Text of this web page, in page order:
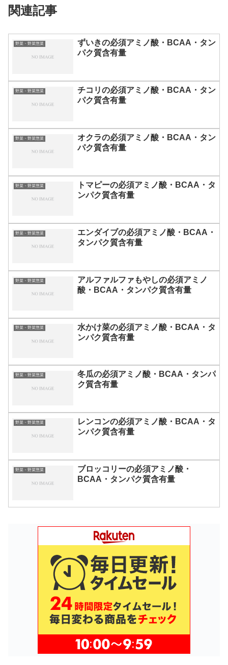
関連記事
野菜・野菜惣菜
ずいきの必須アミノ酸・BCAA・タン
パク質含有量
野菜・野菜惣菜
チコリの必須アミノ酸・BCAA・タン
パク質含有量
野菜・野菜惣菜
オクラの必須アミノ酸・BCAA・タン
パク質含有量
野菜・野菜惣菜
トマピーの必須アミノ酸・BCAA・タ
ンパク質含有量
野菜・野菜惣菜
エンダイブの必須アミノ酸・BCAA・
タンパク質含有量
野菜・野菜惣菜
アルファルファもやしの必須アミノ
酸・BCAA・タンパク質含有量
野菜・野菜惣菜
水かけ菜の必須アミノ酸・BCAA・タ
ンパク質含有量
野菜・野菜惣菜
冬瓜の必須アミノ酸・BCAA・タンパ
ク質含有量
野菜・野菜惣菜
レンコンの必須アミノ酸・BCAA・タ
ンパク質含有量
野菜・野菜惣菜
ブロッコリーの必須アミノ酸・
BCAA・タンパク質含有量